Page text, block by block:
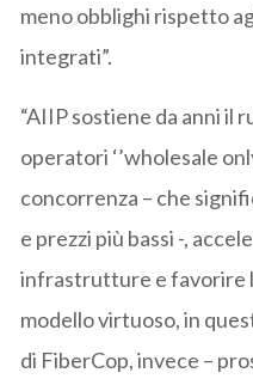
meno obblighi rispetto
integrati”.
“AIIP sostiene da anni il
operatori ‘’wholesale
concorrenza – che
e prezzi più bassi -,
infrastrutture e favorire
modello virtuoso, in
di FiberCop, invece –